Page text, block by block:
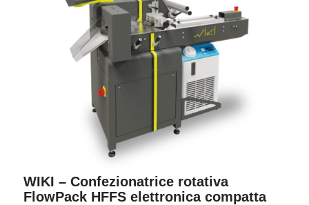
WIKI – Confezionatrice rotativa
FlowPack HFFS elettronica compatta